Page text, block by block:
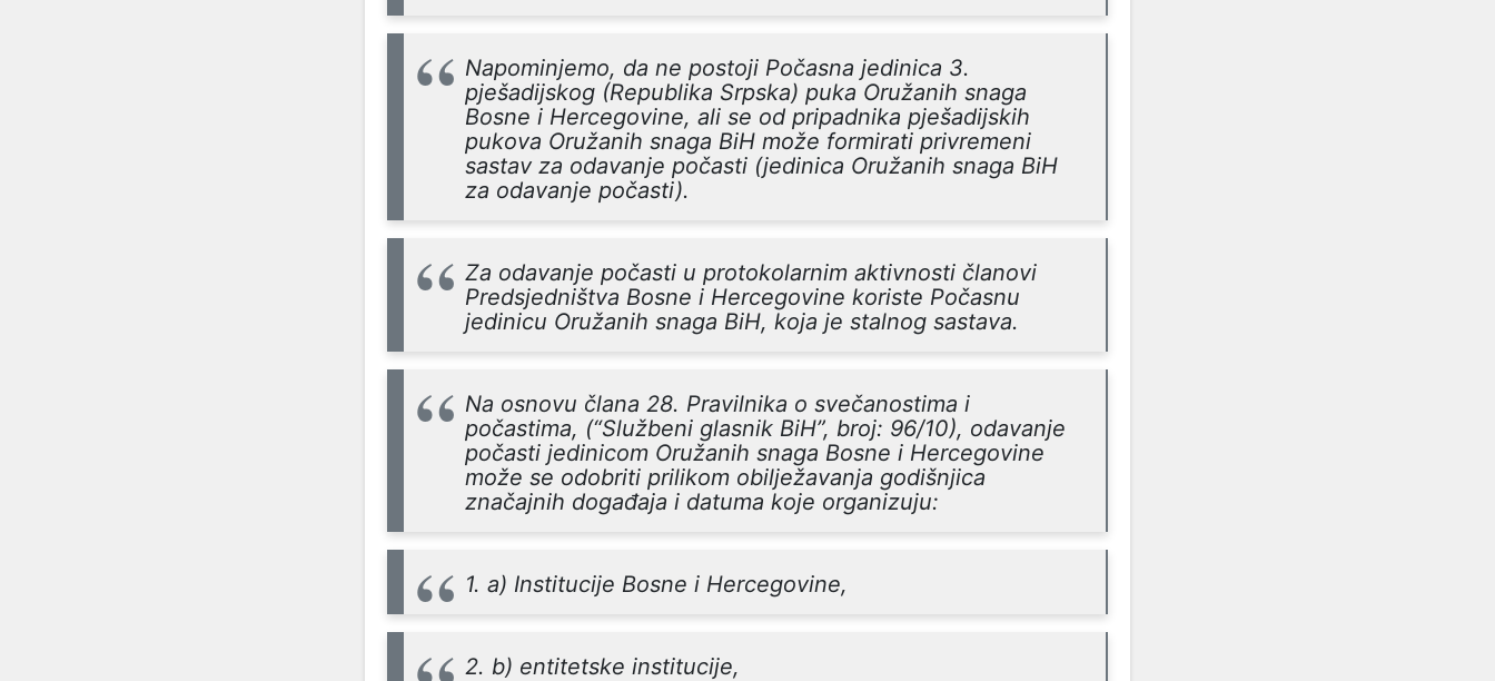
Napominjemo, da ne postoji Počasna jedinica 3.
pješadijskog (Republika Srpska) puka Oružanih snaga
Bosne i Hercegovine, ali se od pripadnika pješadijskih
pukova Oružanih snaga BiH može formirati privremeni
sastav za odavanje počasti (jedinica Oružanih snaga BiH
za odavanje počasti).
Za odavanje počasti u protokolarnim aktivnosti članovi
Predsjedništva Bosne i Hercegovine koriste Počasnu
jedinicu Oružanih snaga BiH, koja je stalnog sastava.
Na osnovu člana 28. Pravilnika o svečanostima i
počastima, (“Službeni glasnik BiH”, broj: 96/10), odavanje
počasti jedinicom Oružanih snaga Bosne i Hercegovine
može se odobriti prilikom obilježavanja godišnjica
značajnih događaja i datuma koje organizuju:
1. a) Institucije Bosne i Hercegovine,
2. b) entitetske institucije,